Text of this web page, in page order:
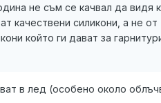
не съм се качвал да видя
силикони, а не
който ги дават за
в лед (особено около